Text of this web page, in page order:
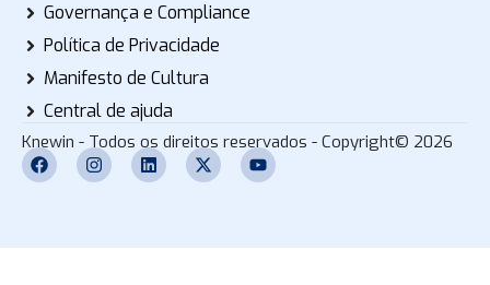
Governança e Compliance
Política de Privacidade
Manifesto de Cultura
Central de ajuda
Knewin - Todos os direitos reservados - Copyright© 2026